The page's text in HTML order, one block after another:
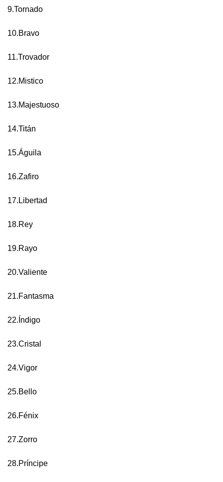
9.Tornado
10.Bravo
11.Trovador
12.Mistico
13.Majestuoso
14.Titán
15.Águila
16.Zafiro
17.Libertad
18.Rey
19.Rayo
20.Valiente
21.Fantasma
22.Índigo
23.Cristal
24.Vigor
25.Bello
26.Fénix
27.Zorro
28.Príncipe